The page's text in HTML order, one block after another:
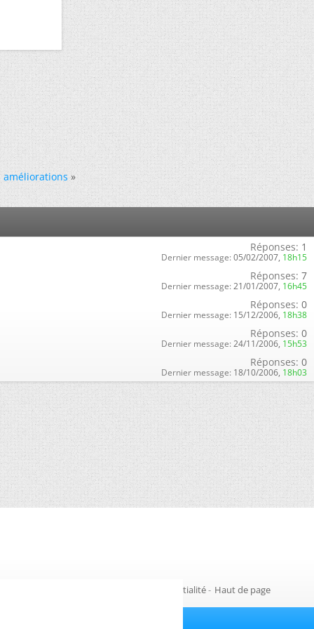
améliorations »
Réponses: 1
Dernier message: 05/02/2007, 18h15
Réponses: 7
Dernier message: 21/01/2007, 16h45
Réponses: 0
Dernier message: 15/12/2006, 18h38
Réponses: 0
Dernier message: 24/11/2006, 15h53
Réponses: 0
Dernier message: 18/10/2006, 18h03
Politique de confidentialité- Haut de page